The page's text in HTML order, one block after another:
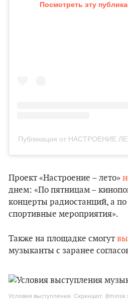
Посмотреть эту
Публикация от НАСТРОЕНИЕ
Проект «Настроение – лето»
днем: «По пятницам –
концерты радиостанций, а
спортивные мероприятия».
Также на площадке смогут
музыканты с заранее
Условия выступления. Скриншот: